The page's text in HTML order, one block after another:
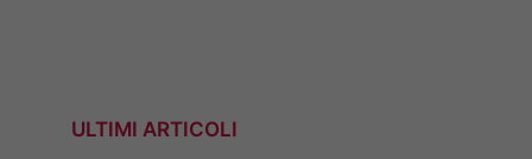
ULTIMI ARTICOLI